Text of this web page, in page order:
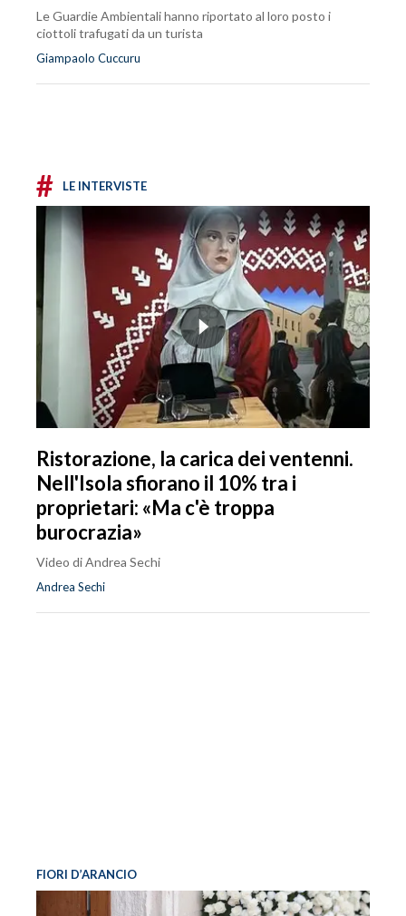
Le Guardie Ambientali hanno riportato al loro posto i
ciottoli trafugati da un turista
Giampaolo Cuccuru
# LE INTERVISTE
Ristorazione, la carica dei ventenni.
Nell'Isola sfiorano il 10% tra i
proprietari: «Ma c'è troppa
burocrazia»
Video di Andrea Sechi
Andrea Sechi
FIORI D’ARANCIO